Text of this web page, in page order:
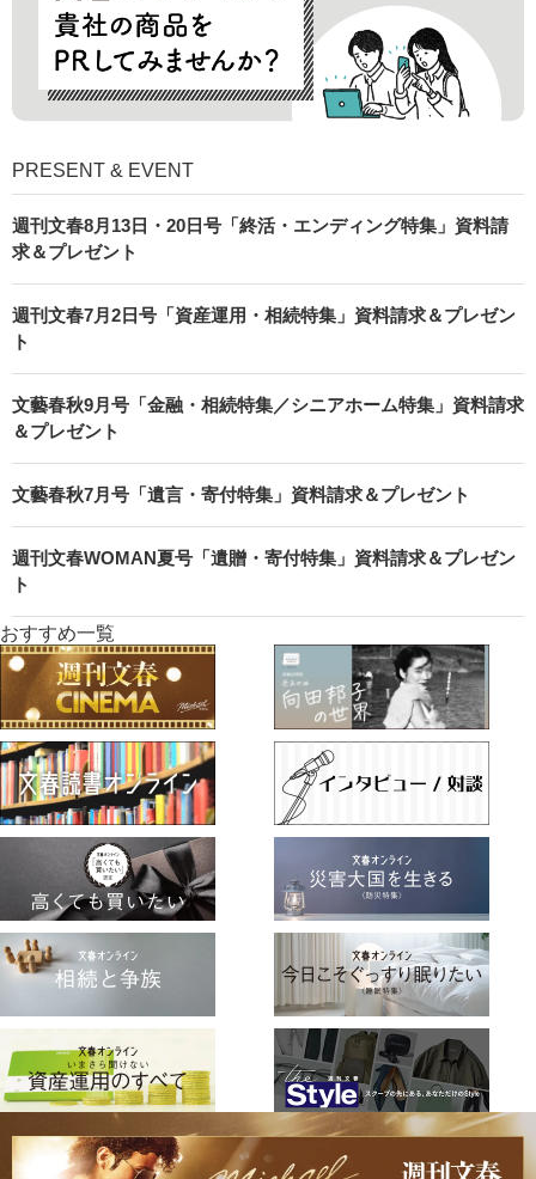
PRESENT & EVENT
週刊文春8月13日・20日号「終活・エンディング特集」資料請
求＆プレゼント
週刊文春7月2日号「資産運用・相続特集」資料請求＆プレゼン
ト
文藝春秋9月号「金融・相続特集／シニアホーム特集」資料請求
＆プレゼント
文藝春秋7月号「遺言・寄付特集」資料請求＆プレゼント
週刊文春WOMAN夏号「遺贈・寄付特集」資料請求＆プレゼン
ト
おすすめ一覧